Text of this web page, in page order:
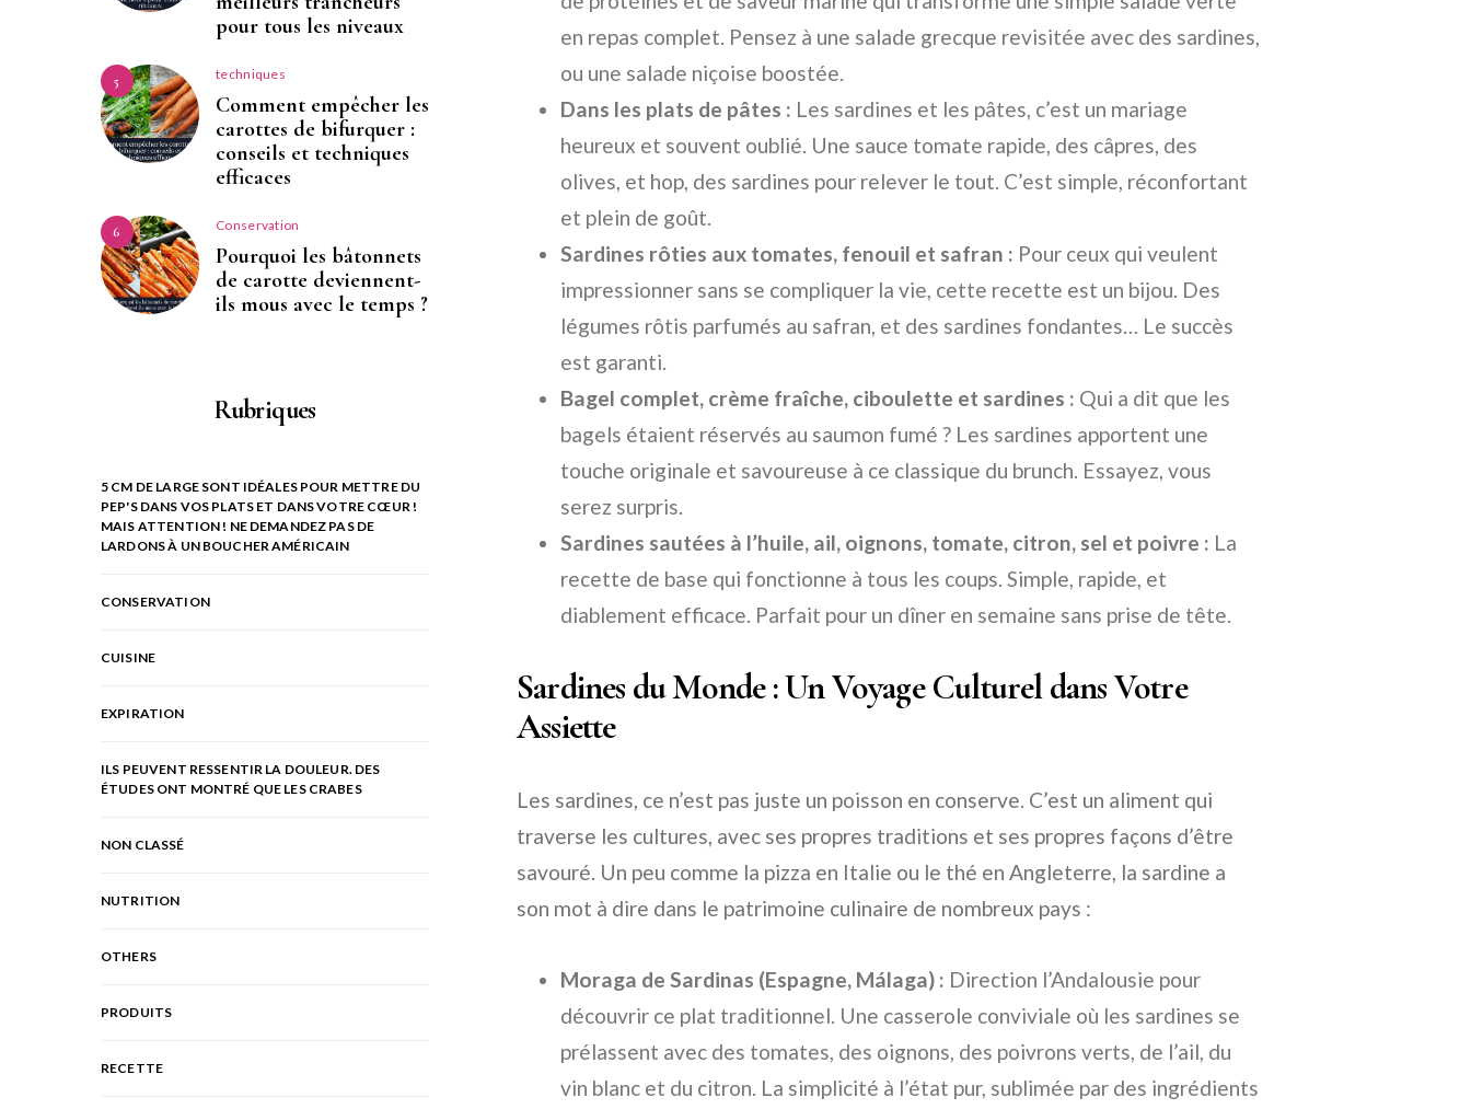
en repas complet. Pensez à une salade grecque revisitée avec des sardines,
ou une salade niçoise boostée.
Dans les plats de pâtes : Les sardines et les pâtes, c’est un mariage
heureux et souvent oublié. Une sauce tomate rapide, des câpres, des
olives, et hop, des sardines pour relever le tout. C’est simple, réconfortant
et plein de goût.
Sardines rôties aux tomates, fenouil et safran : Pour ceux qui veulent
impressionner sans se compliquer la vie, cette recette est un bijou. Des
légumes rôtis parfumés au safran, et des sardines fondantes… Le succès
est garanti.
Bagel complet, crème fraîche, ciboulette et sardines : Qui a dit que les
bagels étaient réservés au saumon fumé ? Les sardines apportent une
touche originale et savoureuse à ce classique du brunch. Essayez, vous
serez surpris.
Sardines sautées à l’huile, ail, oignons, tomate, citron, sel et poivre : La
recette de base qui fonctionne à tous les coups. Simple, rapide, et
diablement efficace. Parfait pour un dîner en semaine sans prise de tête.
Sardines du Monde : Un Voyage Culturel dans Votre
Assiette
Les sardines, ce n’est pas juste un poisson en conserve. C’est un aliment qui
traverse les cultures, avec ses propres traditions et ses propres façons d’être
savouré. Un peu comme la pizza en Italie ou le thé en Angleterre, la sardine a
son mot à dire dans le patrimoine culinaire de nombreux pays :
Moraga de Sardinas (Espagne, Málaga) : Direction l’Andalousie pour
découvrir ce plat traditionnel. Une casserole conviviale où les sardines se
prélassent avec des tomates, des oignons, des poivrons verts, de l’ail, du
vin blanc et du citron. La simplicité à l’état pur, sublimée par des ingrédients
pour tous les niveaux
5 techniques
Comment empêcher les
carottes de bifurquer :
conseils et techniques
efficaces
6 Conservation
Pourquoi les bâtonnets
de carotte deviennent-
ils mous avec le temps ?
Rubriques
5 CM DE LARGE SONT IDÉALES POUR METTRE DU
PEP'S DANS VOS PLATS ET DANS VOTRE CŒUR !
MAIS ATTENTION ! NE DEMANDEZ PAS DE
LARDONS À UN BOUCHER AMÉRICAIN
CONSERVATION
CUISINE
EXPIRATION
ILS PEUVENT RESSENTIR LA DOULEUR. DES
ÉTUDES ONT MONTRÉ QUE LES CRABES
NON CLASSÉ
NUTRITION
OTHERS
PRODUITS
RECETTE